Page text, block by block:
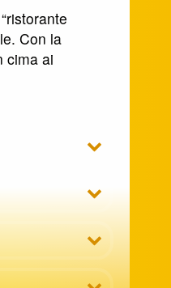
Con la
cima ai